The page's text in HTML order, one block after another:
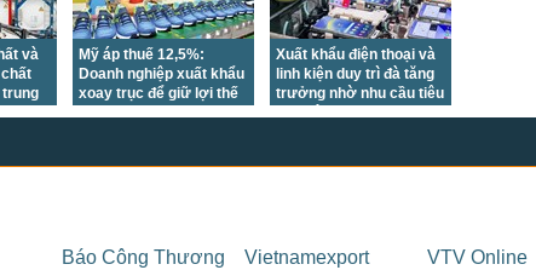
và
trung
Mỹ áp thuế 12,5%:
Doanh nghiệp xuất khẩu
xoay trục để giữ lợi thế
Xuất khẩu điện thoại và
linh kiện duy trì đà tăng
trưởng nhờ nhu cầu tiêu
Báo Công Thương Vietnamexport VTV Online